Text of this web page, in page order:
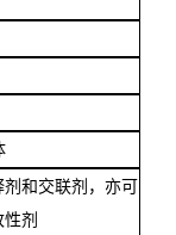
和交联剂，亦可
剂